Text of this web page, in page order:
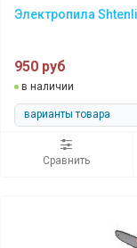
Электропила
950 руб
в наличии
варианты товара
Сравнить